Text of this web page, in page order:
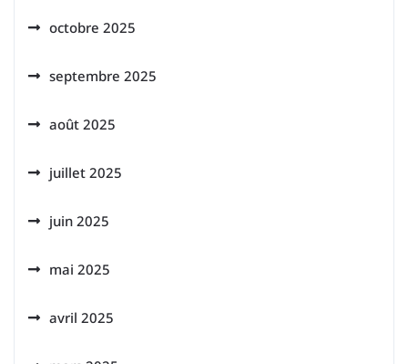
octobre 2025
septembre 2025
août 2025
juillet 2025
juin 2025
mai 2025
avril 2025